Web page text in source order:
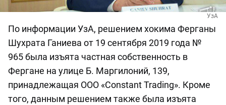
УзА
По информации УзА, решением хокима Ферганы
Шухрата Ганиева от 19 сентября 2019 года №
965 была изъята частная собственность в
Фергане на улице Б. Маргилоний, 139,
принадлежащая ООО «Constant Trading». Кроме
того, данным решением также была изъята